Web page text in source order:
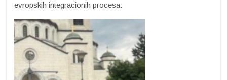
evropskih integracionih procesa.